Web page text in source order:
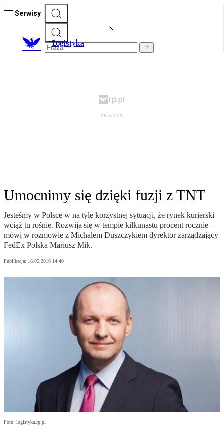
Serwisy
Logistyka
Umocnimy się dzięki fuzji z TNT
Jesteśmy w Polsce w na tyle korzystnej sytuacji, że rynek kurierski
wciąż tu rośnie. Rozwija się w tempie kilkunastu procent rocznie –
mówi w rozmowie z Michałem Duszczykiem dyrektor zarządzający
FedEx Polska Mariusz Mik.
Publikacja: 16.05.2016 14:40
Foto: logistyka.rp.pl